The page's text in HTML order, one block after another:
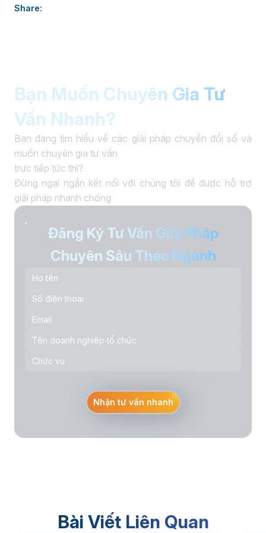
doanh nghiệp với thị trường.
Share:
Bạn Muốn Chuyên Gia Tư
Vấn Nhanh?
Bạn đang tìm hiểu về các giải pháp chuyển đổi số và
muốn chuyên gia tư vấn
trực tiếp tức thì?
Đừng ngại ngần kết nối với chúng tôi để được hỗ trợ
giải pháp nhanh chóng
Đăng Ký Tư Vấn Giải Pháp
Chuyên Sâu Theo Ngành
Nhận tư vấn nhanh
Bài Viết Liên Quan